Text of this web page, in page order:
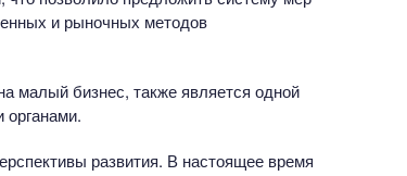
и рыночных методов
малый бизнес, также является одной
органами.
развития. В настоящее время